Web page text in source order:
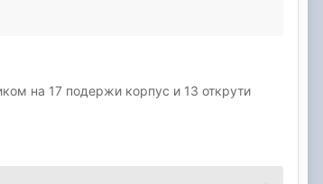
на 17 подержи корпус и 13 открути